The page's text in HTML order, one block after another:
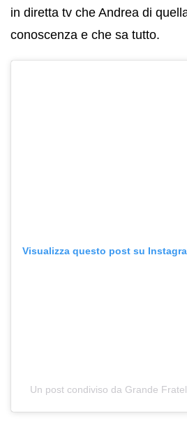
in diretta tv che Andrea di
conoscenza e che sa tutto.
Visualizza questo post su
Un post condiviso da Grande